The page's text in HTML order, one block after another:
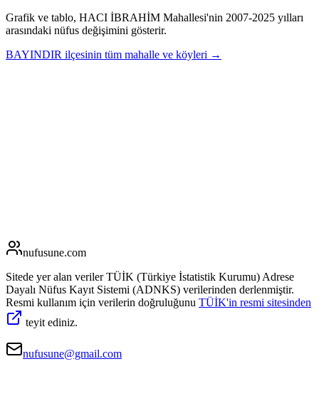
Grafik ve tablo, HACI İBRAHİM Mahallesi'nin 2007-2025 yılları
arasındaki nüfus değişimini gösterir.
BAYINDIR ilçesinin tüm mahalle ve köyleri →
nufusune.com
Sitede yer alan veriler TÜİK (Türkiye İstatistik Kurumu) Adrese
Dayalı Nüfus Kayıt Sistemi (ADNKS) verilerinden derlenmiştir.
Resmi kullanım için verilerin doğruluğunu TÜİK'in resmi sitesinden
teyit ediniz.
nufusune@gmail.com